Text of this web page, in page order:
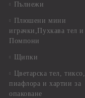
Пълнежи
Плюшени мини
играчки,Пухкава тел и
Помпони
Щипки
Цветарска тел, тиксо,
пиафлора и хартии за
опаковане